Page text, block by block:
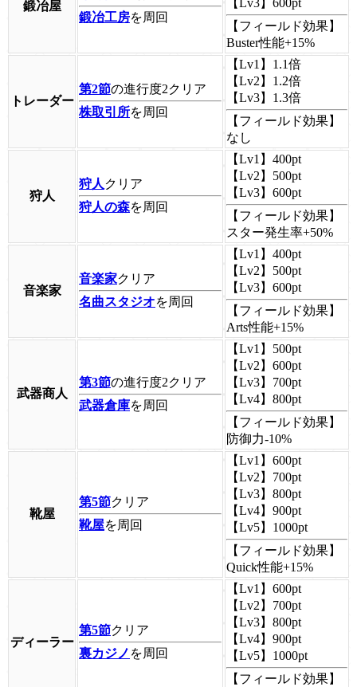
鍛冶屋
鍛冶工房を周回
【フィールド効果】
Buster性能+15%
トレーダー
第2節の進行度2クリア
株取引所を周回
【Lv1】 1.1倍
【Lv2】 1.2倍
【Lv3】 1.3倍
【フィールド効果】
なし
狩人
狩人 クリア
狩人の森を周回
【Lv1】 400pt
【Lv2】 500pt
【Lv3】 600pt
【フィールド効果】
スター発生率+50%
音楽家
音楽家クリア
名曲スタジオを周回
【Lv1】 400pt
【Lv2】 500pt
【Lv3】 600pt
【フィールド効果】
Arts性能+15%
武器商人
第3節の進行度2クリア
武器倉庫を周回
【Lv1】 500pt
【Lv2】 600pt
【Lv3】 700pt
【Lv4】 800pt
【フィールド効果】
防御力-10%
靴屋
第5節クリア
靴屋を周回
【Lv1】 600pt
【Lv2】 700pt
【Lv3】 800pt
【Lv4】 900pt
【Lv5】 1000pt
【フィールド効果】
Quick性能+15%
ディーラー
第5節クリア
裏カジノ を周回
【Lv1】 600pt
【Lv2】 700pt
【Lv3】 800pt
【Lv4】 900pt
【Lv5】 1000pt
【フィールド効果】